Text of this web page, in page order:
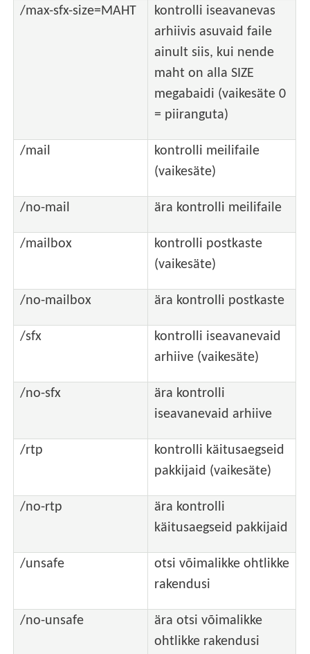
/max-sfx-size=MAHT
kontrolli iseavanevas
arhiivis asuvaid faile
ainult siis, kui nende
maht on alla SIZE
megabaidi (vaikesäte 0
= piiranguta)
/mail
kontrolli meilifaile
(vaikesäte)
/no-mail ära kontrolli meilifaile
/mailbox
kontrolli postkaste
(vaikesäte)
/no-mailbox ära kontrolli postkaste
/sfx
kontrolli iseavanevaid
arhiive (vaikesäte)
/no-sfx
ära kontrolli
iseavanevaid arhiive
/rtp
kontrolli käitusaegseid
pakkijaid (vaikesäte)
/no-rtp
ära kontrolli
käitusaegseid pakkijaid
/unsafe
otsi võimalikke ohtlikke
rakendusi
/no-unsafe
ära otsi võimalikke
ohtlikke rakendusi